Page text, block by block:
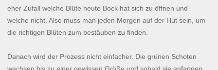
eher Zufall welche Blüte heute Bock hat sich zu öffnen und
welche nicht. Also muss man jeden Morgen auf der Hut sein, um
die richtigen Blüten zum bestäuben zu finden.
Danach wird der Prozess nicht einfacher. Die grünen Schoten
wachsen bis zu einer gewissen Größe und sobald sie anfangen,